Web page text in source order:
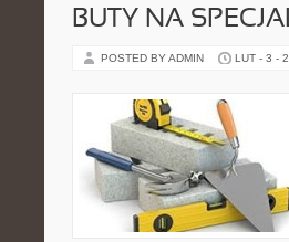
BUTY NA
POSTED BY ADMIN LUT - 3 -